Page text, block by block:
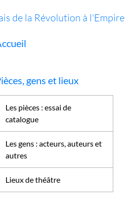
de la Révolution à l'Empire
gens et lieux
Les pièces : essai de
catalogue
Les gens : acteurs, auteurs et
autres
Lieux de théâtre